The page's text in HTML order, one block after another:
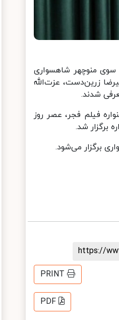
منوچهر شاهسواری
زرین‌دست، عزت‌الله
شدند.
فیلم فجر، عصر روز
https://
PRINT
PDF